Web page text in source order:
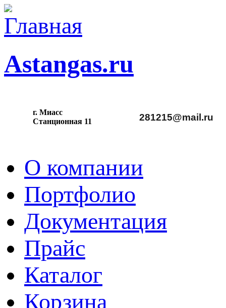
Astangas.ru
г. Миасс
Станционная 11 281215@mail.ru
О компании
Портфолио
Документация
Прайс
Каталог
Корзина